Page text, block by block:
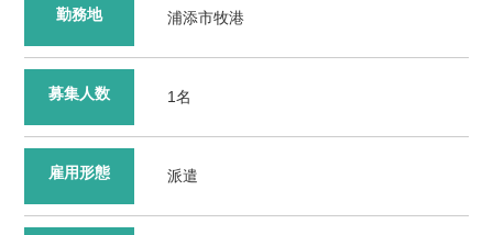
勤務地 浦添市牧港
募集人数 1名
雇用形態 派遣